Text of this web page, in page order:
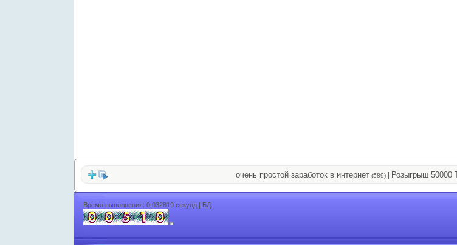
очень простой заработок в интернет(589)|Розыгрыш 50000 TRX(911)
Время выполнения: 0,032819 секунд | БД: